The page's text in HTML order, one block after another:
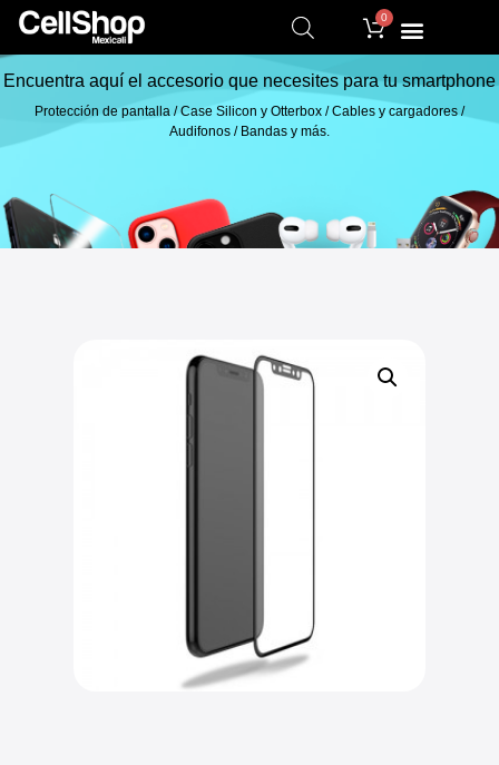
0
Encuentra aquí el accesorio que necesites para tu smartphone
Protección de pantalla / Case Silicon y Otterbox / Cables y cargadores /
Audifonos / Bandas y más.